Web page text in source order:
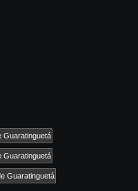
Guaratinguetá
Guaratinguetá
Guaratinguetá